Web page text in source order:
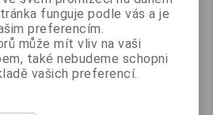
funguje podle vás a je
preferencím.
může mít vliv na vaši
také nebudeme schopni
vašich preferencí.